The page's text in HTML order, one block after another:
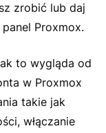
zrobić lub daj
Proxmox.
to wygląda od
w Proxmox
takie jak
włączanie